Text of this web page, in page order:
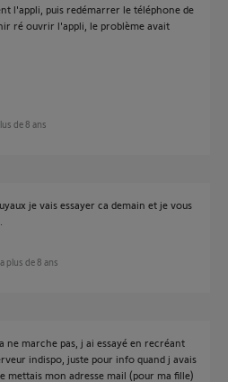
l'appli, puis redémarrer le téléphone de
ré ouvrir l'appli, le problème avait
de 8 ans
je vais essayer ca demain et je vous
plus de 8 ans
ne marche pas, j ai essayé en recréant
indispo, juste pour info quand j avais
mettais mon adresse mail (pour ma fille)